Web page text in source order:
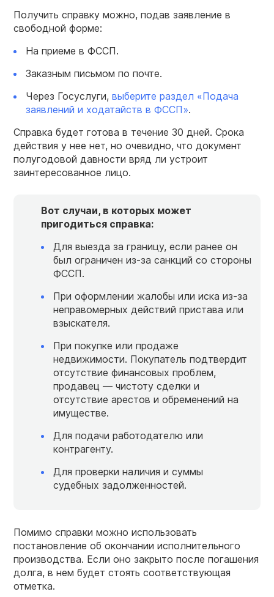
Получить справку можно, подав заявление в
свободной форме:
На приеме в ФССП.
Заказным письмом по почте.
Через Госуслуги, выберите раздел «Подача
заявлений и ходатайств в ФССП».
Справка будет готова в течение 30 дней. Срока
действия у нее нет, но очевидно, что документ
полугодовой давности вряд ли устроит
заинтересованное лицо.
Вот случаи, в которых может
пригодиться справка:
Для выезда за границу, если ранее он
был ограничен из-за санкций со стороны
ФССП.
При оформлении жалобы или иска из-за
неправомерных действий пристава или
взыскателя.
При покупке или продаже
недвижимости. Покупатель подтвердит
отсутствие финансовых проблем,
продавец — чистоту сделки и
отсутствие арестов и обременений на
имуществе.
Для подачи работодателю или
контрагенту.
Для проверки наличия и суммы
судебных задолженностей.
Помимо справки можно использовать
постановление об окончании исполнительного
производства. Если оно закрыто после погашения
долга, в нем будет стоять соответствующая
отметка.